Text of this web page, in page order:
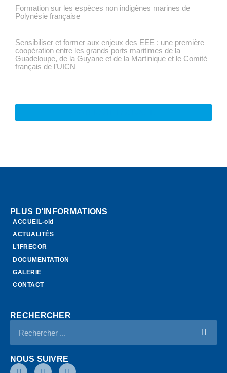
Formation sur les espèces non indigènes marines de
Polynésie française
Sensibiliser et former aux enjeux des EEE : une première
coopération entre les grands ports maritimes de la
Guadeloupe, de la Guyane et de la Martinique et le Comité
français de l’UICN
PLUS D'INFORMATIONS
ACCUEIL-old
ACTUALITÉS
L’IFRECOR
DOCUMENTATION
GALERIE
CONTACT
RECHERCHER
NOUS SUIVRE